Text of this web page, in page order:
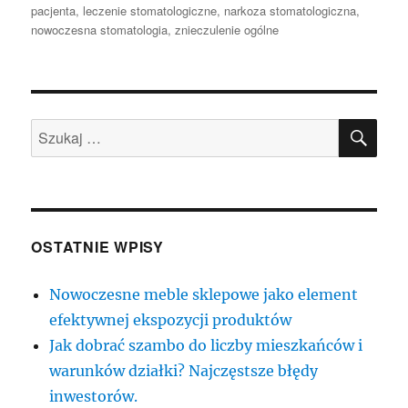
publikacji
pacjenta, leczenie stomatologiczne, narkoza stomatologiczna,
nowoczesna stomatologia,znieczulenie ogólne
Szukaj:
OSTATNIE WPISY
Nowoczesne meble sklepowe jako element
efektywnej ekspozycji produktów
Jak dobrać szambo do liczby mieszkańców i
warunków działki? Najczęstsze błędy
inwestorów.